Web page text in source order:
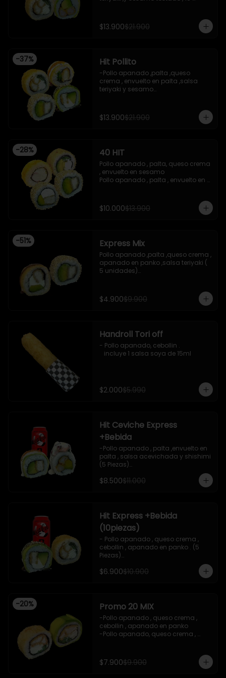
,envuelto en palta ,salsa
acevichada ,y chichimi , 10 piezas
$13.900$21.900
-37% Hit Pollito
-Pollo apanado ,palta ,queso
crema , envuelto en palta ,salsa
teriyaki y sesamo
-Pollo apanado , cebollin , apanado
en panko , salsa umami , salsa
-incluye 2 salsas de soya , 1 salsa
teriyaki , 1wasabi , 1 gengibre , 3
palitos .
-Imagen referencial .
$13.900$21.900
-28% 40 HIT
Pollo apanado , palta, queso crema
, envuelto en sesamo
Pollo apanado , palta , envuelto en
apanado en panko
Kanikama , queso crema ,
$10.000$13.900
-51% Express Mix
Pollo apanado ,palta ,queso crema ,
apanado en panko ,salsa teriyaki (
5 unidades)
incluye 1 salsa de soya de 15 ml
$4.900$9.900
Handroll Tori off
- Pollo apanado, cebollin .
   incluye 1 salsa soya de 15ml
$2.000$5.990
Hit Ceviche Express
+Bebida
-Pollo apanado , palta ,envuelto en
palta , salsa acevichada y shishimi
(5 Piezas)
-Camaron cocido , palta ,ceviche
mixto , salsa acevichada ( 5 Piezas)
-Incluye 1 bebida (coca cola zero), Y
$8.500$11.000
Hit Express +Bebida
(10piezas)
- Pollo apanado , queso crema ,
cebollin , apanado en panko . (5
Piezas)
palta ,envuelto en palta , salsa
-Imagen referencial .
$6.900$10.900
-20% Promo 20 MIX
-Pollo apanado , queso crema ,
cebollin , apanado en panko
-Pollo apanado, queso crema ,
-incluye 1 salsa de soya , 1 salsa
teriyaki
$7.900$9.900